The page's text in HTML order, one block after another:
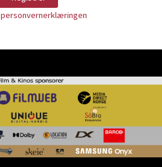
personvernerklæringen